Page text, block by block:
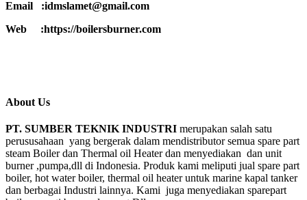
Email :idmslamet@gmail.com
Web :https://boilersburner.com
About Us
PT. SUMBER TEKNIK INDUSTRI merupakan salah satu
perususahaan yang bergerak dalam mendistributor semua spare part
steam Boiler dan Thermal oil Heater dan menyediakan dan unit
burner ,pumpa,dll di Indonesia. Produk kami meliputi jual spare part
boiler, hot water boiler, thermal oil heater untuk marine kapal tanker
dan berbagai Industri lainnya. Kami juga menyediakan sparepart